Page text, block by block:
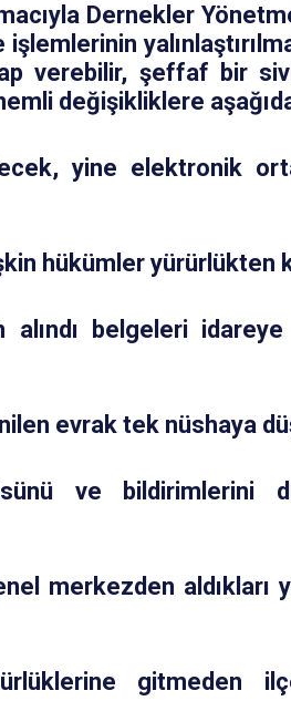
Dernekler
verebilir, şeffaf bir
değişikliklere
yine elektronik
hükümler yürürlükten
alındı belgeleri
evrak tek nüshaya
ve bildirimlerini
merkezden aldıkları
gitmeden